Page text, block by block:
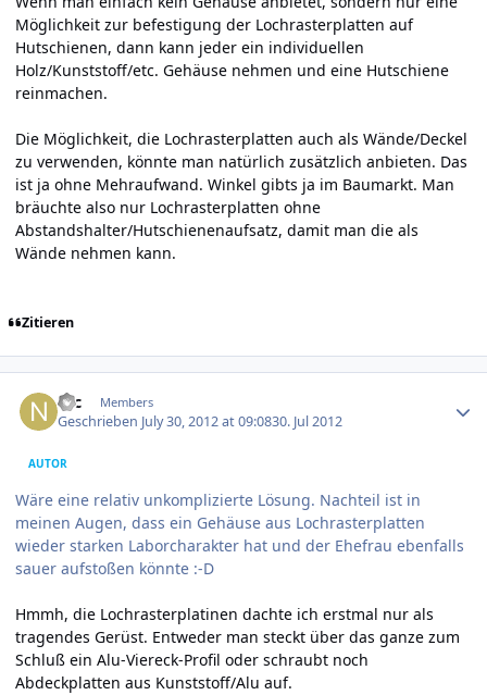
Möglichkeit zur befestigung der Lochrasterplatten auf
Hutschienen, dann kann jeder ein individuellen
Holz/Kunststoff/etc. Gehäuse nehmen und eine Hutschiene
reinmachen.
Die Möglichkeit, die Lochrasterplatten auch als Wände/Deckel
zu verwenden, könnte man natürlich zusätzlich anbieten. Das
ist ja ohne Mehraufwand. Winkel gibts ja im Baumarkt. Man
bräuchte also nur Lochrasterplatten ohne
Abstandshalter/Hutschienenaufsatz, damit man die als
Wände nehmen kann.
Zitieren
Nic Members
Geschrieben July 30, 2012 at 09:0830. Jul 2012
AUTOR
Wäre eine relativ unkomplizierte Lösung. Nachteil ist in
meinen Augen, dass ein Gehäuse aus Lochrasterplatten
wieder starken Laborcharakter hat und der Ehefrau ebenfalls
sauer aufstoßen könnte :-D
Hmmh, die Lochrasterplatinen dachte ich erstmal nur als
tragendes Gerüst. Entweder man steckt über das ganze zum
Schluß ein Alu-Viereck-Profil oder schraubt noch
Abdeckplatten aus Kunststoff/Alu auf.